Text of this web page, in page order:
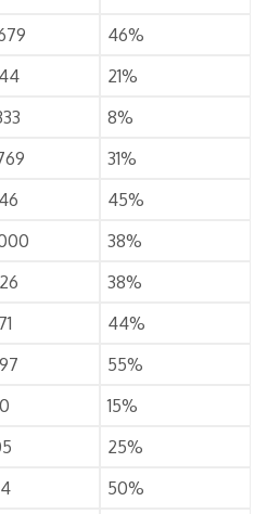
46%
21%
8%
31%
45%
38%
38%
44%
55%
15%
25%
50%